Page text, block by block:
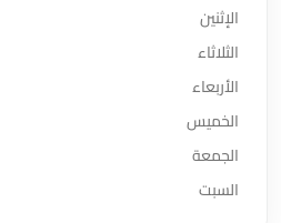
الإثنين
الثلاثاء
الأربعاء
الخميس
الجمعة
السبت